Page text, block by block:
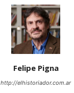
Felipe Pigna
http://elhistoriador.com.ar